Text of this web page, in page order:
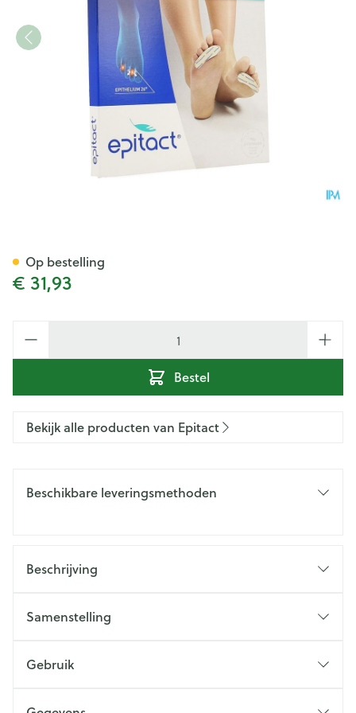
€ 31,93
Bestel
Op bestelling
Bekijk alle producten van Epitact
Beschikbare leveringsmethoden
Beschrijving
Samenstelling
Gebruik